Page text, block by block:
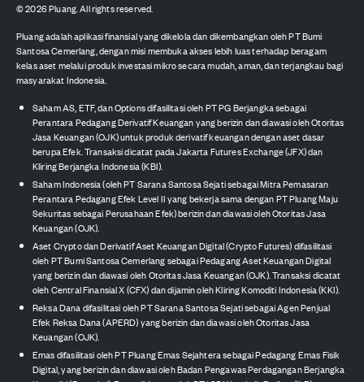
©2026Pluang. All rights reserved.
Pluang adalah aplikasi finansial yang dikelola dan dikembangkan oleh PT Bumi
Santosa Cemerlang, dengan misi membuka akses lebih luas terhadap beragam
kelas aset melalui produk investasi mikro secara mudah, aman, dan terjangkau bagi
masyarakat Indonesia.
Saham AS, ETF, dan Options difasilitasi oleh PT PG Berjangka sebagai
Perantara Pedagang Derivatif Keuangan yang berizin dan diawasi oleh Otoritas
Jasa Keuangan (OJK) untuk produk derivatif keuangan dengan aset dasar
berupa Efek. Transaksi dicatat pada Jakarta Futures Exchange (JFX) dan
Kliring Berjangka Indonesia (KBI).
Saham Indonesia (oleh PT Sarana Santosa Sejati sebagai Mitra Pemasaran
Perantara Pedagang Efek Level II yang bekerja sama dengan PT Pluang Maju
Sekuritas sebagai Perusahaan Efek) berizin dan diawasi oleh Otoritas Jasa
Keuangan (OJK).
Aset Crypto dan Derivatif Aset Keuangan Digital (Crypto Futures) difasilitasi
oleh PT Bumi Santosa Cemerlang sebagai Pedagang Aset Keuangan Digital
yang berizin dan diawasi oleh Otoritas Jasa Keuangan (OJK). Transaksi dicatat
oleh Central Finansial X (CFX) dan dijamin oleh Kliring Komoditi Indonesia (KKI).
Reksa Dana difasilitasi oleh PT Sarana Santosa Sejati sebagai Agen Penjual
Efek Reksa Dana (APERD) yang berizin dan diawasi oleh Otoritas Jasa
Keuangan (OJK).
Emas difasilitasi oleh PT Pluang Emas Sejahtera sebagai Pedagang Emas Fisik
Digital, yang berizin dan diawasi oleh Badan Pengawas Perdagangan Berjangka